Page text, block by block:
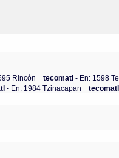
Rincón tecomatl- En: 1598
- En: 1984 Tzinacapan